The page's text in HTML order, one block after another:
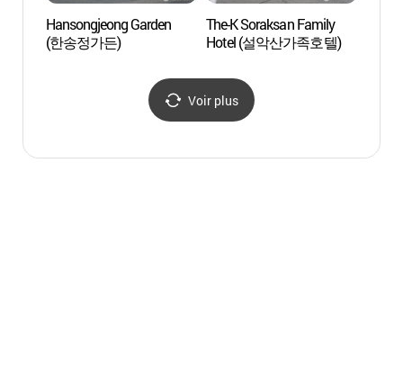
Hansongjeong Garden
(한송정가든)
The-K Soraksan Family
Hotel (설악산가족호텔)
Voir plus